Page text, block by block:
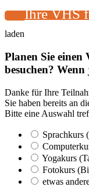
Ihre VHS
laden
Planen Sie
besuchen?
Danke für Ihre
Sie haben bereits an
Bitte eine Auswahl
Sprachkurs
Yogakurs
Fotokurs
etwas